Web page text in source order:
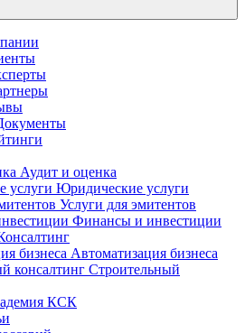
Аудит и оценка
услуги Юридические услуги
Услуги для эмитентов
Финансы и инвестиции
бизнеса Автоматизация бизнеса
консалтинг Строительный
КСК